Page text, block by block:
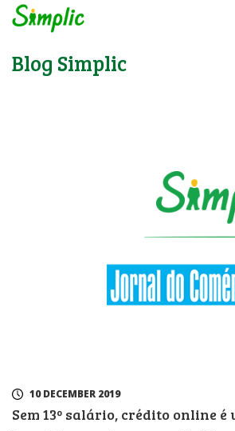
Blog Simplic
10 DECEMBER 2019
Sem 13º salário, crédito online é